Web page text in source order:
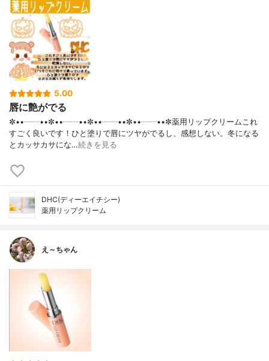
5.00
唇に艶がでる
✼••┈┈••✼••┈┈••✼••┈┈••✼••┈┈••✼薬用リップクリームこれ
すごく良いです！ひと塗りで唇にツヤがでるし、感想しない。冬になる
とカッサカサにな…続きを見る
DHC(ディーエイチシー)
薬用リップクリーム
え～ちゃん